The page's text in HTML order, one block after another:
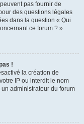
pas fournir de
des questions légales
dans la question « Qui
ce forum ? ».
!
la création de
IP ou interdit le nom
administrateur du forum